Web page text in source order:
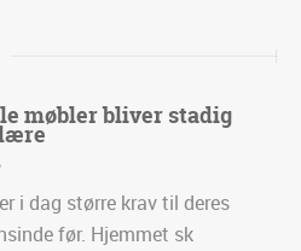
møbler bliver stadig
i dag større krav til deres
før. Hjemmet sk